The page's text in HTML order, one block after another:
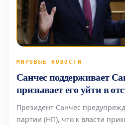
МИРОВЫЕ НОВОСТИ
Санчес поддерживает
призывает его уйти в
коррупции: "Что вы до
делаете?"
Президент Санчес
партии (НП), что к власти